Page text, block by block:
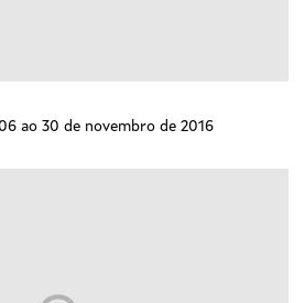
ao 30 de novembro de 2016